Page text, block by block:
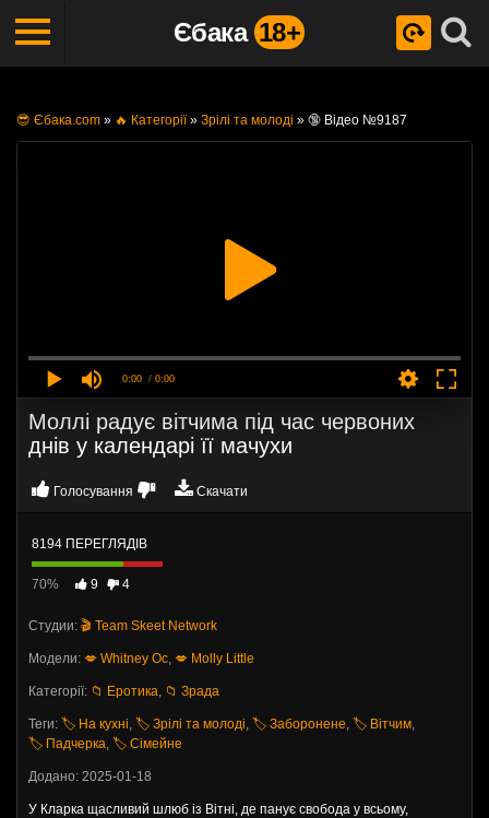
Єбака 18+
😎 Єбака.com » 🔥 Категорії» Зрілі та молоді » 🔞 Відео №9187
0:00 / 0:00
Моллі радує вітчима під час червоних
днів у календарі її мачухи
Голосування Скачати
8194 ПЕРЕГЛЯДІВ
70% 9 4
Студии: 🎬 Team Skeet Network
Модели: 💋 Whitney Oc, 💋 Molly Little
Категорії: 📁 Еротика, 📁 Зрада
Теги: 🏷️ На кухні, 🏷️ Зрілі та молоді, 🏷️ Заборонене, 🏷️ Вітчим,
🏷️ Падчерка, 🏷️ Сімейне
Додано: 2025-01-18
У Кларка щасливий шлюб із Вітні, де панує свобода у всьому,